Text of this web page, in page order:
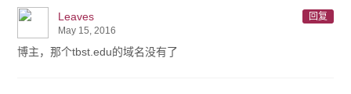
Leaves
回复
May 15, 2016
博主，那个tbst.edu的域名没有了